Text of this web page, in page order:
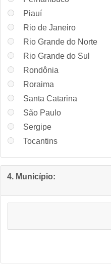
Piauí
Rio de Janeiro
Rio Grande do Norte
Rio Grande do Sul
Rondônia
Roraima
Santa Catarina
São Paulo
Sergipe
Tocantins
4. Município: